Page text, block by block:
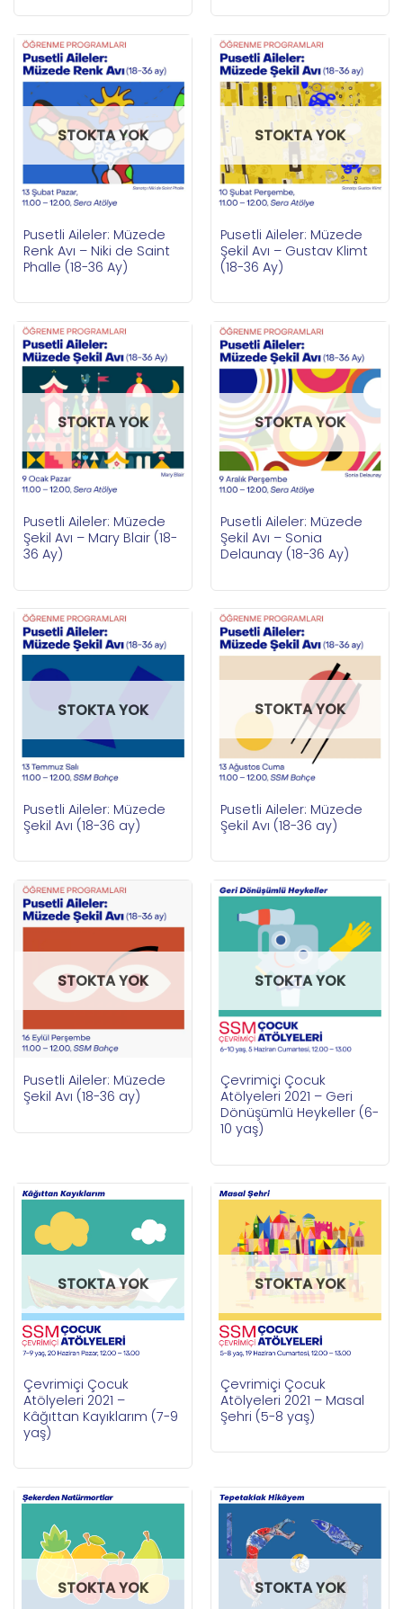
STOKTA YOK
Pusetli Aileler: Müzede
Renk Avı – Niki de Saint
Phalle (18-36 Ay)
STOKTA YOK
Pusetli Aileler: Müzede
Şekil Avı – Gustav Klimt
(18-36 Ay)
STOKTA YOK
Pusetli Aileler: Müzede
Şekil Avı – Mary Blair (18-
36 Ay)
STOKTA YOK
Pusetli Aileler: Müzede
Şekil Avı – Sonia
Delaunay (18-36 Ay)
STOKTA YOK
Pusetli Aileler: Müzede
Şekil Avı (18-36 ay)
STOKTA YOK
Pusetli Aileler: Müzede
Şekil Avı (18-36 ay)
STOKTA YOK
Pusetli Aileler: Müzede
Şekil Avı (18-36 ay)
STOKTA YOK
Çevrimiçi Çocuk
Atölyeleri 2021 – Geri
Dönüşümlü Heykeller (6-
10 yaş)
STOKTA YOK
Çevrimiçi Çocuk
Atölyeleri 2021 –
Kâğıttan Kayıklarım (7-9
yaş)
STOKTA YOK
Çevrimiçi Çocuk
Atölyeleri 2021 – Masal
Şehri (5-8 yaş)
STOKTA YOK STOKTA YOK